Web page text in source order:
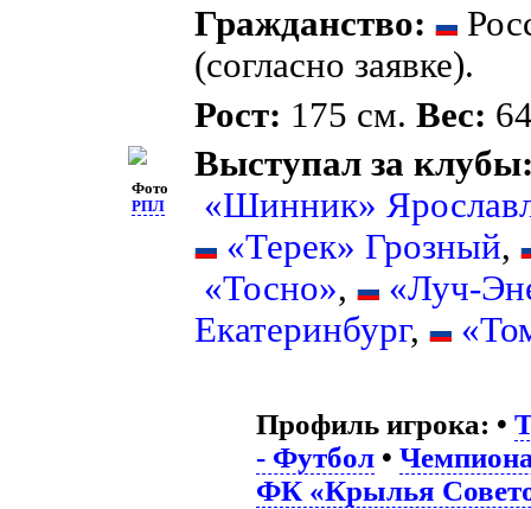
Фото
РПЛ
Гражданство:
(согласно заявке).
Рост: 175 см.Вес:
Выступал за
«Шинник»
«Терек» Грозный,
«Тосно»,
«Луч-
Екатеринбург,
Профиль игрока: •
- Футбол•
ФК «Крылья